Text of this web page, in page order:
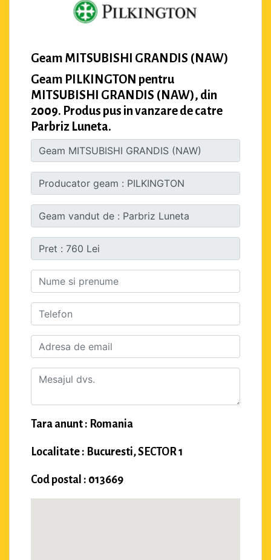
Geam MITSUBISHI GRANDIS (NAW)
Geam PILKINGTON pentru
MITSUBISHI GRANDIS (NAW), din
2009. Produs pus in vanzare de catre
Parbriz Luneta.
Tara anunt : Romania
Localitate : Bucuresti, SECTOR 1
Cod postal : 013669